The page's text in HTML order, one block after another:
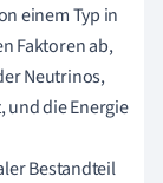
einem Typ in
Faktoren ab,
Neutrinos,
und die Energie
Bestandteil